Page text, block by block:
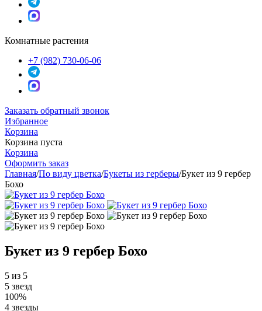
Комнатные растения
+7 (982) 730-06-06
Заказать обратный звонок
Избранное
Корзина
Корзина пуста
Корзина
Оформить заказ
Главная/По виду цветка/Букеты из герберы/Букет из 9 гербер
Бохо
Букет из 9 гербер Бохо
5 из 5
5 звезд
100%
4 звезды